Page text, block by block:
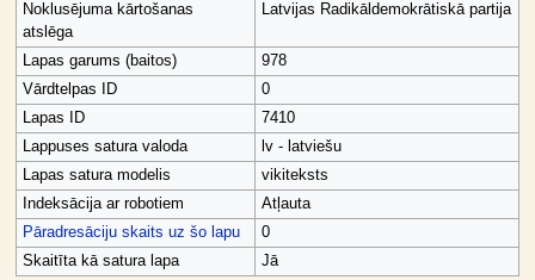
Noklusējuma kārtošanas
atslēga
Latvijas Radikāldemokrātiskā partija
Lapas garums (baitos)
978
Vārdtelpas ID
0
Lapas ID
7410
Lappuses satura valoda
lv - latviešu
Lapas satura modelis
vikiteksts
Indeksācija ar robotiem
Atļauta
Pāradresāciju skaits uz šo lapu
0
Skaitīta kā satura lapa
Jā